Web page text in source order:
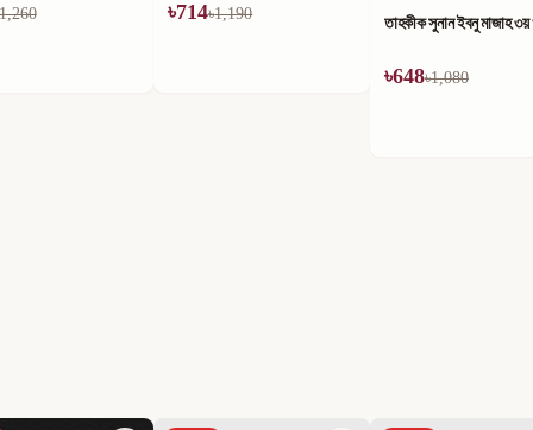
1,190 তাহকীক সুনান ইবনু মাজাহ ৩য় খণ্ড তাহকীক সুনান ইবনু মাজাহ
৳624৳1,040